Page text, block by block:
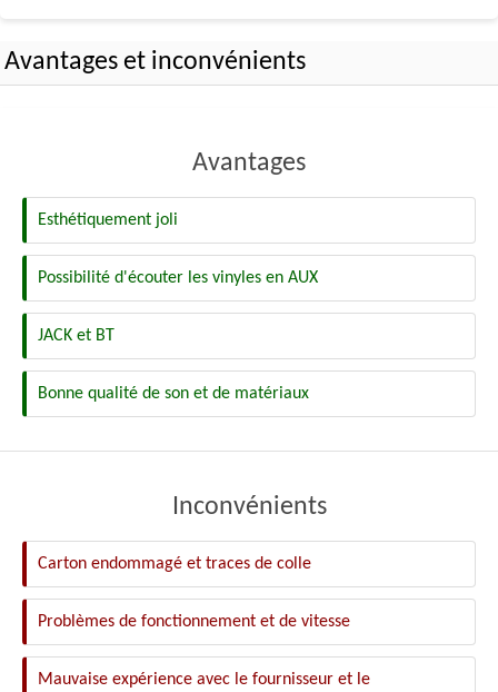
Avantages et inconvénients
Avantages
Esthétiquement joli
Possibilité d'écouter les vinyles en AUX
JACK et BT
Bonne qualité de son et de matériaux
Inconvénients
Carton endommagé et traces de colle
Problèmes de fonctionnement et de vitesse
Mauvaise expérience avec le fournisseur et le